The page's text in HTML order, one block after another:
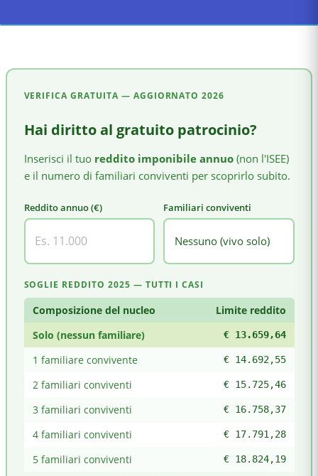
VERIFICA GRATUITA — AGGIORNATO2026
Hai diritto al gratuito patrocinio?
Inserisci il tuo reddito imponibile annuo(non l'ISEE)
e il numero di familiari conviventi per scoprirlo subito.
Reddito annuo (€) Familiari conviventi
SOGLIE REDDITO 2025 — TUTTI I CASI
Composizione del nucleo
Limite reddito
Solo (nessun familiare)
€ 13.659,64
1 familiare convivente € 14.692,55
2 familiari conviventi € 15.725,46
3 familiari conviventi € 16.758,37
4 familiari conviventi € 17.791,28
5 familiari conviventi € 18.824,19